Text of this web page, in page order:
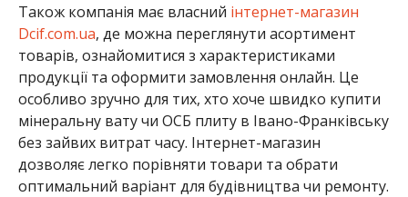
Також компанія має власний інтернет-магазин
Dcif.com.ua, де можна переглянути асортимент
товарів, ознайомитися з характеристиками
продукції та оформити замовлення онлайн. Це
особливо зручно для тих, хто хоче швидко купити
мінеральну вату чи ОСБ плиту в Івано-Франківську
без зайвих витрат часу. Інтернет-магазин
дозволяє легко порівняти товари та обрати
оптимальний варіант для будівництва чи ремонту.